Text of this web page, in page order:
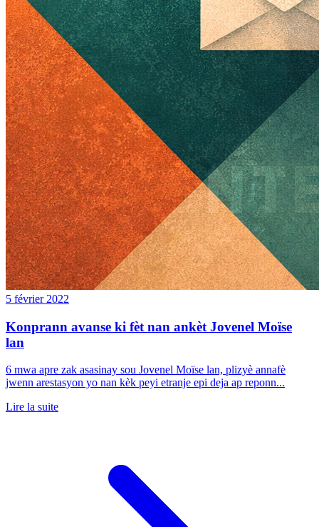
5 février 2022
Konprann avanse ki fèt nan ankèt Jovenel Moïse
lan
6 mwa apre zak asasinay sou Jovenel Moïse lan, plizyè annafè
jwenn arestasyon yo nan kèk peyi etranje epi deja ap reponn...
Lire la suite